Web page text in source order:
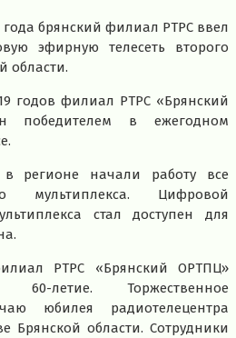
года брянский филиал РТРС ввел
эфирную телесеть второго
области.
годов филиал РТРС «Брянский
победителем в ежегодном
регионе начали работу все
мультиплекса. Цифровой
стал доступен для
РТРС «Брянский ОРТПЦ»
60-летие. Торжественное
юбилея радиотелецентра
Брянской области. Сотрудники